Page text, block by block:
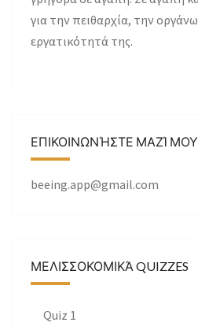
για την πειθαρχία, την
εργατικότητά της.
ΕΠΙΚΟΙΝΩΝΉΣΤΕ ΜΑΖΊ ΜΟΥ
beeing.app@gmail.com
ΜΕΛΙΣΣΟΚΟΜΙΚΆ QUIZZES
Quiz 1